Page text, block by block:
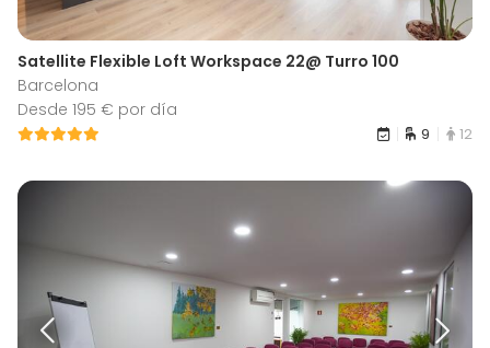
Satellite Flexible Loft Workspace 22@ Turro 100
Barcelona
Desde 195 € por día
9 12